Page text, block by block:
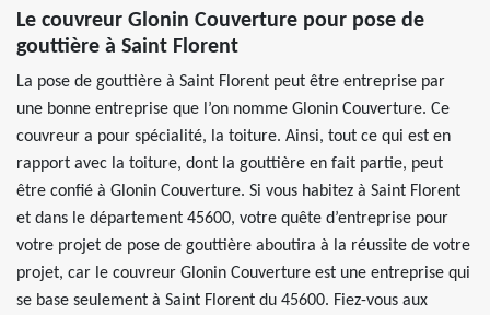
Le couvreur Glonin Couverture pour pose de
gouttière à Saint Florent
La pose de gouttière à Saint Florent peut être entreprise par
une bonne entreprise que l’on nomme Glonin Couverture. Ce
couvreur a pour spécialité, la toiture. Ainsi, tout ce qui est en
rapport avec la toiture, dont la gouttière en fait partie, peut
être confié à Glonin Couverture. Si vous habitez à Saint Florent
et dans le département 45600, votre quête d’entreprise pour
votre projet de pose de gouttière aboutira à la réussite de votre
projet, car le couvreur Glonin Couverture est une entreprise qui
se base seulement à Saint Florent du 45600. Fiez-vous aux